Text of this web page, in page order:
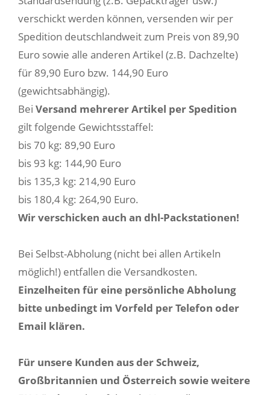
verschickt werden können, versenden wir per
Spedition deutschlandweit zum Preis von 89,90
Euro sowie alle anderen Artikel (z.B. Dachzelte)
für 89,90 Euro bzw. 144,90 Euro
(gewichtsabhängig).
Bei Versand mehrerer Artikel per Spedition
gilt folgende Gewichtsstaffel:
bis 70 kg: 89,90 Euro
bis 93 kg: 144,90 Euro
bis 135,3 kg: 214,90 Euro
bis 180,4 kg: 264,90 Euro.
Wir verschicken auch an dhl-Packstationen!
Bei Selbst-Abholung (nicht bei allen Artikeln
möglich!) entfallen die Versandkosten.
Einzelheiten für eine persönliche Abholung
bitte unbedingt im Vorfeld per Telefon oder
Email klären.
Für unsere Kunden aus der Schweiz,
Großbritannien und Österreich sowie weitere